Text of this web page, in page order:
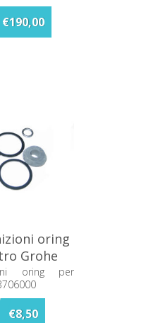
€190,00
oring
Grohe
oring per
€8,50